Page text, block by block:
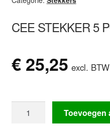
CEE STEKKER 5
€25,25 excl. BTW
stekker
Toevoegen